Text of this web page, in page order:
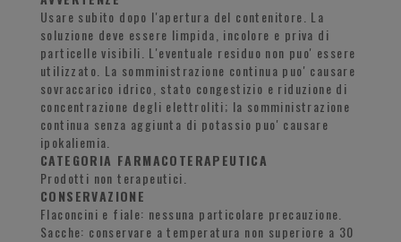
Usare subito dopo l'apertura del contenitore. La
soluzione deve essere limpida, incolore e priva di
particelle visibili. L'eventuale residuo non puo' essere
utilizzato. La somministrazione continua puo' causare
sovraccarico idrico, stato congestizio e riduzione di
concentrazione degli elettroliti; la somministrazione
continua senza aggiunta di potassio puo' causare
ipokaliemia.
CATEGORIA FARMACOTERAPEUTICA
Prodotti non terapeutici.
CONSERVAZIONE
Flaconcini e fiale: nessuna particolare precauzione.
Sacche: conservare a temperatura non superiore a 30